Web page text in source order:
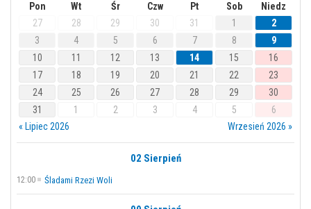
Pon Wt Śr Czw Pt Sob
Niedz
27
28 29 30 31 1
2
3
4 5 6 7 8
9
10
11 12 13 14 15
16
17
18 19 20 21 22
23
24
25 26 27 28 29
30
31
1 2 3 4 5
6
« Lipiec 2026
Wrzesień 2026 »
02 Sierpień
12:00 Śladami Rzezi Woli